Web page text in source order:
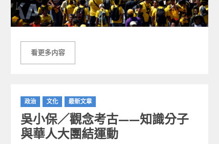
看更多内容
C
a
t
e
g
政治 文化 最新文章
吳小保／觀念考古——知識分子
與華人大團結運動